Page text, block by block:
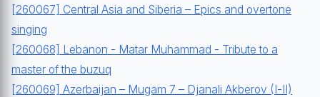
[260067] Central Asia and Siberia – Epics and overtone
singing
[260068] Lebanon - Matar Muhammad - Tribute to a
master of the buzuq
[260069] Azerbaijan – Mugam 7 – Djanali Akberov (I-II)